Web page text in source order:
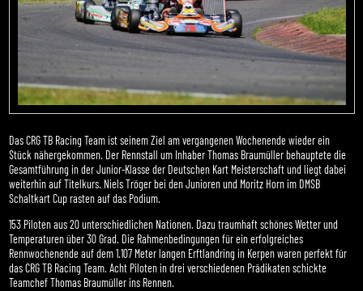
Das CRG TB Racing Team ist seinem Ziel am vergangenen Wochenende wieder ein
Stück nähergekommen. Der Rennstall um Inhaber Thomas Braumüller behauptete die
Gesamtführung in der Junior-Klasse der Deutschen Kart Meisterschaft und liegt dabei
weiterhin auf Titelkurs. Niels Tröger bei den Junioren und Moritz Horn im DMSB
Schaltkart Cup rasten auf das Podium.
153 Piloten aus 20 unterschiedlichen Nationen. Dazu traumhaft schönes Wetter und
Temperaturen über 30 Grad. Die Rahmenbedingungen für ein erfolgreiches
Rennwochenende auf dem 1.107 Meter langen Erftlandring in Kerpen waren perfekt für
das CRG TB Racing Team. Acht Piloten in drei verschiedenen Prädikaten schickte
Teamchef Thomas Braumüller ins Rennen.